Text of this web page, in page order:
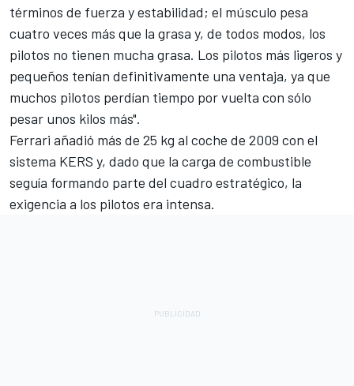
términos de fuerza y estabilidad; el músculo pesa
cuatro veces más que la grasa y, de todos modos, los
pilotos no tienen mucha grasa. Los pilotos más ligeros y
pequeños tenían definitivamente una ventaja, ya que
muchos pilotos perdían tiempo por vuelta con sólo
pesar unos kilos más".
Ferrari añadió más de 25 kg al coche de 2009 con el
sistema KERS y, dado que la carga de combustible
seguía formando parte del cuadro estratégico, la
exigencia a los pilotos era intensa.